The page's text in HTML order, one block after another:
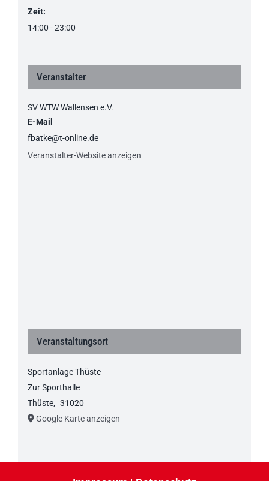
Zeit:
14:00 - 23:00
Veranstalter
SV WTW Wallensen e.V.
E-Mail
fbatke@t-online.de
Veranstalter-Website anzeigen
Veranstaltungsort
Sportanlage Thüste
Zur Sporthalle
Thüste, 31020
Google Karte anzeigen